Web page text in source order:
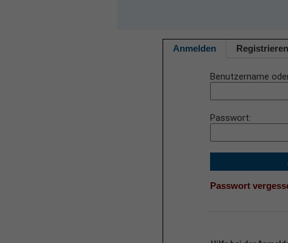
Anmelden Registrieren
Benutzername
Passwort
Passwort